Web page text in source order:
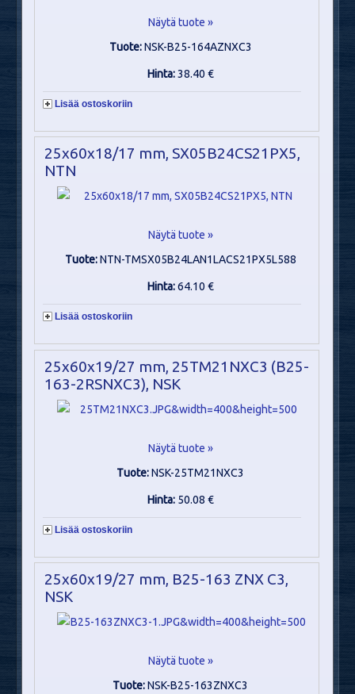
Näytä tuote »
Tuote:NSK-B25-164AZNXC3
Hinta:38.40 €
Lisää ostoskoriin
25x60x18/17 mm, SX05B24CS21PX5,
NTN
Näytä tuote »
Tuote:NTN-TMSX05B24LAN1LACS21PX5L588
Hinta:64.10 €
Lisää ostoskoriin
25x60x19/27 mm, 25TM21NXC3 (B25-
163-2RSNXC3), NSK
Näytä tuote »
Tuote:NSK-25TM21NXC3
Hinta: 50.08 €
Lisää ostoskoriin
25x60x19/27 mm, B25-163 ZNX C3,
NSK
Näytä tuote »
Tuote:NSK-B25-163ZNXC3